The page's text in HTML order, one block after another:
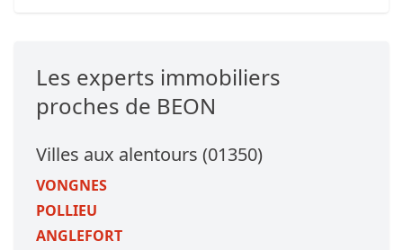
Les experts immobiliers
proches de BEON
Villes aux alentours (01350)
VONGNES
POLLIEU
ANGLEFORT